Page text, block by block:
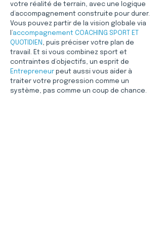
votre réalité de terrain, avec une logique
d’accompagnement construite pour durer.
Vous pouvez partir de la vision globale via
l’accompagnement COACHING SPORT ET
QUOTIDIEN , puis préciser votre plan de
travail. Et si vous combinez sport et
contraintes d’objectifs, un esprit de
Entrepreneur peut aussi vous aider à
traiter votre progression comme un
système, pas comme un coup de chance.